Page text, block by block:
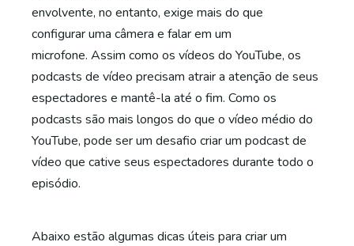
envolvente, no entanto, exige mais do que
configurar uma câmera e falar em um
microfone. Assim como os vídeos do YouTube, os
podcasts de vídeo precisam atrair a atenção de seus
espectadores e mantê-la até o fim. Como os
podcasts são mais longos do que o vídeo médio do
YouTube, pode ser um desafio criar um podcast de
vídeo que cative seus espectadores durante todo o
episódio.
Abaixo estão algumas dicas úteis para criar um